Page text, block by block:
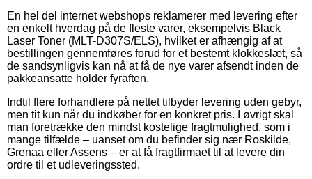
En hel del internet webshops reklamerer med levering efter
en enkelt hverdag på de fleste varer, eksempelvis Black
Laser Toner (MLT-D307S/ELS), hvilket er afhængig af at
bestillingen gennemføres forud for et bestemt klokkeslæt, så
de sandsynligvis kan nå at få de nye varer afsendt inden de
pakkeansatte holder fyraften.
Indtil flere forhandlere på nettet tilbyder levering uden gebyr,
men tit kun når du indkøber for en konkret pris. I øvrigt skal
man foretrække den mindst kostelige fragtmulighed, som i
mange tilfælde – uanset om du befinder sig nær Roskilde,
Grenaa eller Assens – er at få fragtfirmaet til at levere din
ordre til et udleveringssted.